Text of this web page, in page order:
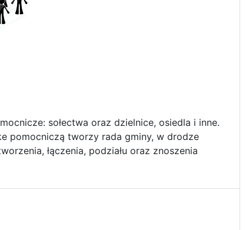
sołectwa oraz dzielnice, osiedla i inne.
pomocniczą tworzy rada gminy, w drodze
łączenia, podziału oraz znoszenia